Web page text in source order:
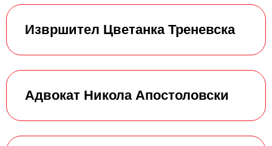
Извршител Цветанка Треневска
Адвокат Никола Апостоловски